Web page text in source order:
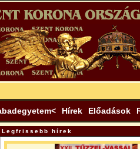
Hírek Előadások
Legfrissebb hírek